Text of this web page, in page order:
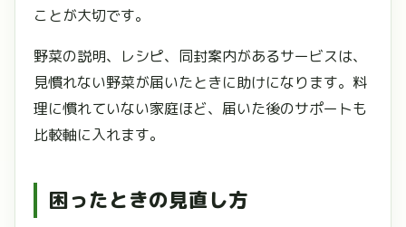
ことが大切です。
野菜の説明、レシピ、同封案内があるサービスは、
見慣れない野菜が届いたときに助けになります。料
理に慣れていない家庭ほど、届いた後のサポートも
比較軸に入れます。
困ったときの見直し方